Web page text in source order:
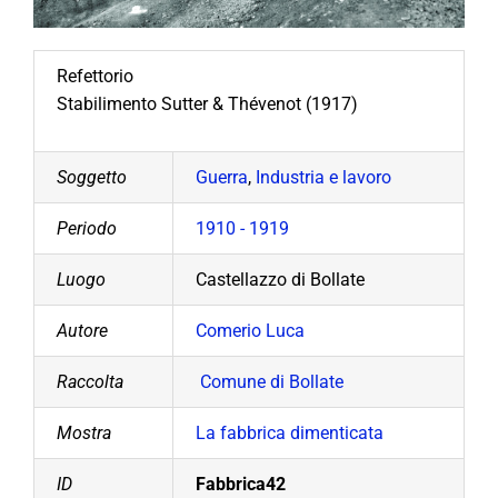
Refettorio
Stabilimento Sutter & Thévenot (1917)
Soggetto Guerra, Industria e lavoro
Periodo 1910 - 1919
Luogo Castellazzo di Bollate
Autore Comerio Luca
Raccolta Comune di Bollate
Mostra La fabbrica dimenticata
ID Fabbrica42